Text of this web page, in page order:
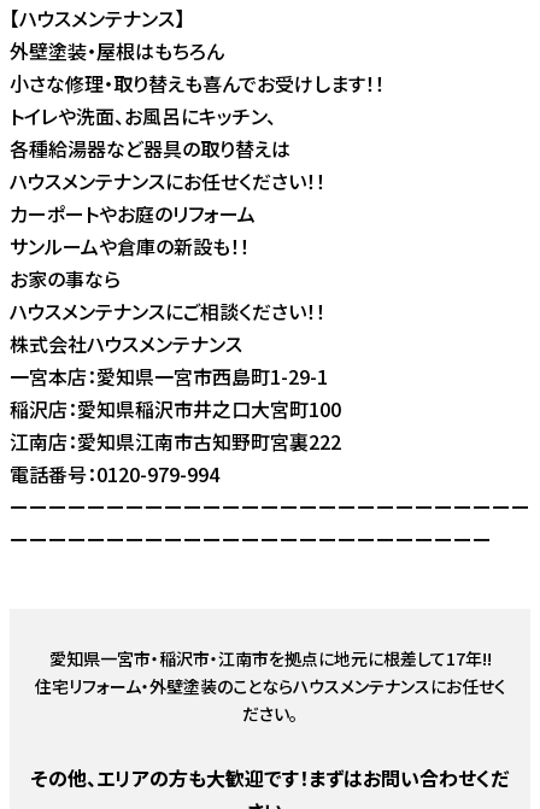
【ハウスメンテナンス】
外壁塗装・屋根はもちろん
小さな修理・取り替えも喜んでお受けします！！
トイレや洗面、お風呂にキッチン、
各種給湯器など器具の取り替えは
ハウスメンテナンスにお任せください！！
カーポートやお庭のリフォーム
サンルームや倉庫の新設も！！
お家の事なら
ハウスメンテナンスにご相談ください！！
株式会社ハウスメンテナンス
一宮本店：愛知県一宮市西島町1-29-1
稲沢店：愛知県稲沢市井之口大宮町100
江南店：愛知県江南市古知野町宮裏222
電話番号：0120-979-994
ーーーーーーーーーーーーーーーーーーーーーーーーーーー
ーーーーーーーーーーーーーーーーーーーーーーーーー
愛知県一宮市・稲沢市・江南市を拠点に地元に根差して17年!!
住宅リフォーム・外壁塗装のことならハウスメンテナンスにお任せく
ださい。
その他、エリアの方も大歓迎です！まずはお問い合わせくだ